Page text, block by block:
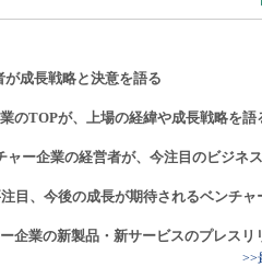
成長戦略と決意を語る
のTOPが、上場の経緯や成長戦略を語
ャー企業の経営者が、今注目のビジネ
目、今後の成長が期待されるベンチャ
企業の新製品・新サービスのプレスリ
>>